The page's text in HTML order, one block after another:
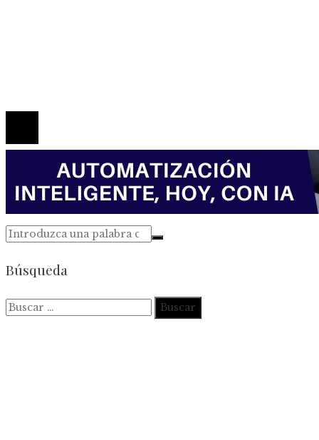
Búsqueda
Buscar: